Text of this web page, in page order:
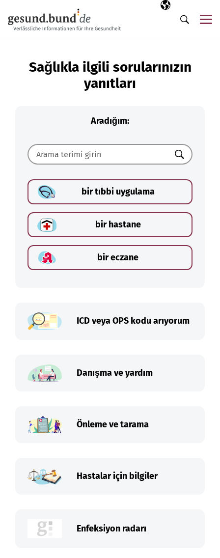
Seçili dil
TR
Arama
Sağlıkla ilgili sorularınızın
yanıtları
Aradığım:
Ara
bir tıbbi uygulama
bir hastane
bir eczane
ICD veya OPS kodu arıyorum
Danışma ve yardım
Önleme ve tarama
Hastalar için bilgiler
Enfeksiyon radarı